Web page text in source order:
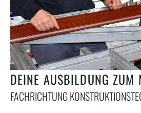
DEINE AUSBILDUNG ZUM
FACHRICHTUNG